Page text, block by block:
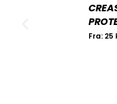
Fra: 25